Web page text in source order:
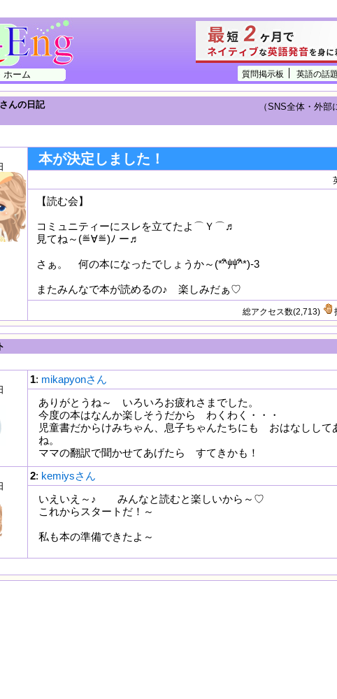
質問掲示板 英語の話題
ホーム
んの日記
（SNS全体・外
本が決定しました！
【読む会】
コミュニティーにスレを立てたよ⌒Ｙ⌒♬
見てね～(≝∀≝)ﾉ ー♬
さぁ。 何の本になったでしょうか～(*^ิ艸^ิ*)-3
またみんなで本が読めるの♪ 楽しみだぁ♡
総アクセス数(2,713)
1: mikapyonさん
ありがとうね～ いろいろお疲れさまでした。
今度の本はなんか楽しそうだから わくわく・・・
児童書だからけみちゃん、息子ちゃんたちにも おはなしして
ね。
ママの翻訳で聞かせてあげたら すてきかも！
2: kemiysさん
いえいえ～♪ みんなと読むと楽しいから～♡
これからスタートだ！～
私も本の準備できたよ～